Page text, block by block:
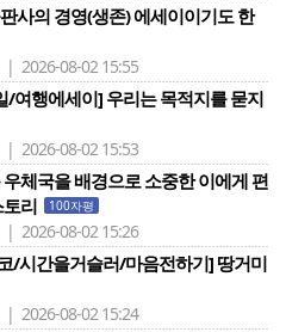
사의 경영(생존) 에세이이기도 한
2026-08-02 15:55
여행에세이] 우리는 목적지를 묻지
2026-08-02 15:53
체국을 배경으로 소중한 이에게 편
리
100자평
| 2026-08-02 15:26
/시간을거슬러/마음전하기] 땅거미
| 2026-08-02 15:24